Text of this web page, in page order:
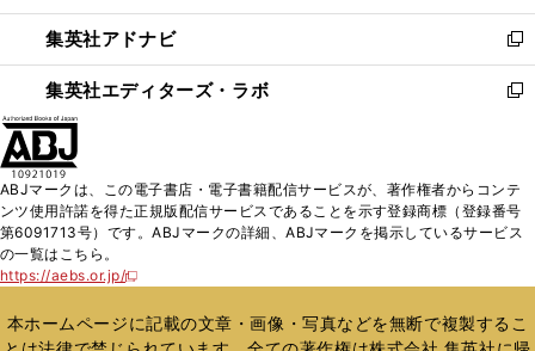
開
く
ウ
で
開
く
ン
ド
ウ
で
ウ
ィ
ン
ド
く
集英社アドナビ
新
し
い
ド
ウ
で
集英社エディターズ・ラボ
新
ィ
ン
ド
開
く
ABJマークは、この電子書店・電子書籍配信サービスが、著作権者からコンテ
ンツ使用許諾を得た正規版配信サービスであることを示す登録商標（登録番号
第6091713号）です。ABJマークの詳細、ABJマークを掲示しているサービス
の一覧はこちら。
https://aebs.or.jp/
新
い
ウ
本ホームページに記載の文章・画像・写真などを無断で複製するこ